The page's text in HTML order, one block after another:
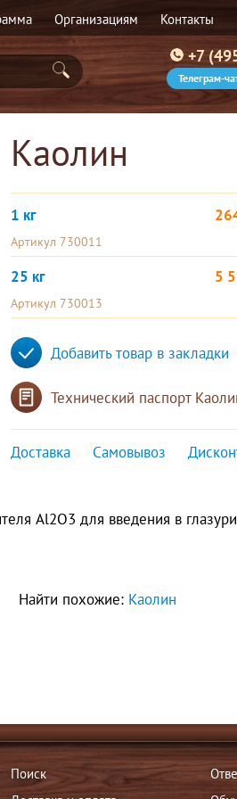
Организациям Контакты
+7
Телеграм-
Каолин
1 кг
Артикул 730011
25 кг
Артикул 730013
5
Добавить товар в закладки
Технический паспорт
Доставка Самовывоз
Al2O3 для введения в
Найти похожие: Каолин
Поиск